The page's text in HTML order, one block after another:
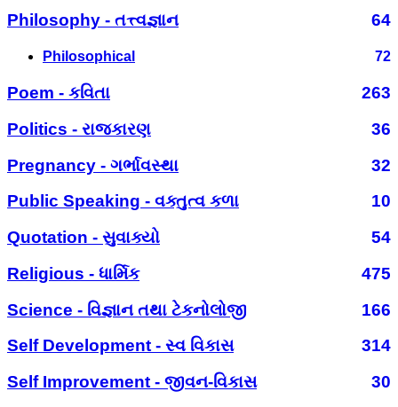
Philosophy - તત્ત્વજ્ઞાન
64
Philosophical 72
Poem - કવિતા
263
Politics - રાજકારણ
36
Pregnancy - ગર્ભાવસ્થા
32
Public Speaking - વક્તુત્વ કળા
10
Quotation - સુવાક્યો
54
Religious - ધાર્મિક
475
Science - વિજ્ઞાન તથા ટેકનોલોજી
166
Self Development - સ્વ વિકાસ
314
Self Improvement - જીવન-વિકાસ
30